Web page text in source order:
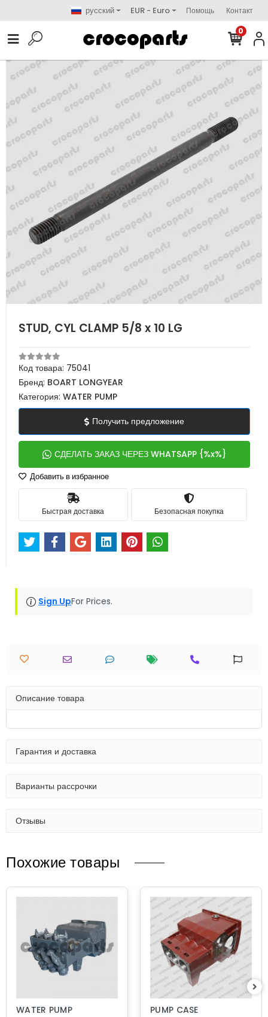
русский EUR - Euro Помощь Контакт
0
STUD, CYL CLAMP 5/8 x 10 LG
Код товара: 75041
Бренд: BOART LONGYEAR
Категория: WATER PUMP
Получить предложение
СДЕЛАТЬ ЗАКАЗ ЧЕРЕЗ WHATSAPP {%x%}
Добавить в избранное
Быстрая доставка Безопасная покупка
Sign UpFor Prices.
Описание товара
Гарантия и доставка
Варианты рассрочки
Отзывы
Похожие товары
WATER PUMP PUMP CASE